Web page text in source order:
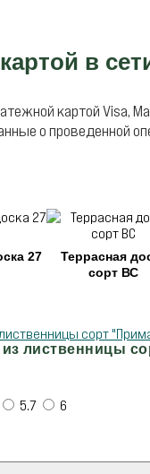
в
картой Visa,
о проведенной
27
Террасная
сорт ВС
из лиственницы
5.7
6